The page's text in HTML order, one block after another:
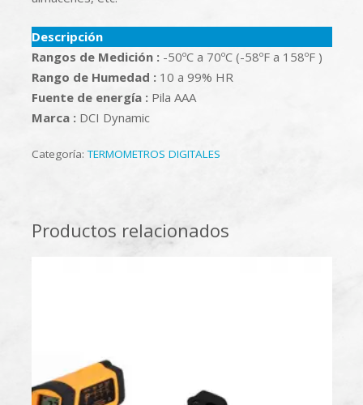
Descripción
Rangos de Medición : -50ºC a 70ºC (-58ºF a 158ºF )
Rango de Humedad :10 a 99% HR
Fuente de energía :Pila AAA
Marca :DCI Dynamic
Categoría:TERMOMETROS DIGITALES
Productos relacionados